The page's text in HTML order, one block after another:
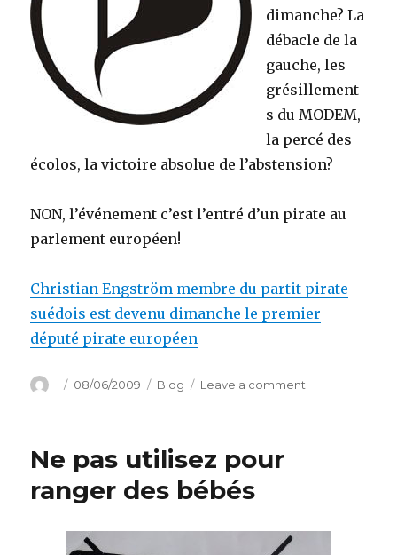
dimanche? La
débacle de la
gauche, les
grésillement
s du MODEM,
la percé des
écolos, la victoire absolue de l’abstension?
NON, l’événement c’est l’entré d’un pirate au
parlement européen!
Christian Engström membre du partit pirate
suédois est devenu dimanche le premier
député pirate européen
Author
Posted
08/06/2009 Categories
Blog Leave a comment
Ne pas utilisez pour
ranger des bébés